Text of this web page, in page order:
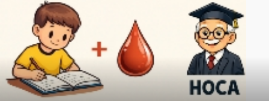
20 adet ilimizi haritadan bulalım
3.sınıf MEB çalışma yaprakları
TED Ankara koleji 5.sınıf seçme sınavı PDF